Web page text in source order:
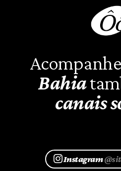
Bahia
canais
Instagram